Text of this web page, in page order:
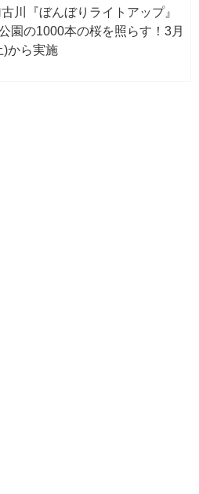
川『ぼんぼりライトアップ』
園の1000本の桜を照らす！3月
)から実施